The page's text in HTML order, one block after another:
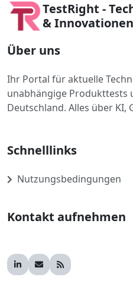
TestRight -
& Innovationen
Über uns
Ihr Portal für aktuelle
unabhängige Produkttests
Deutschland. Alles über KI,
Schnelllinks
Nutzungsbedingungen
Kontakt aufnehmen